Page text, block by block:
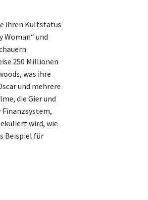
ihren Kultstatus
und
250 Millionen
was ihre
und mehrere
die Gier und
wird, wie
Beispiel für